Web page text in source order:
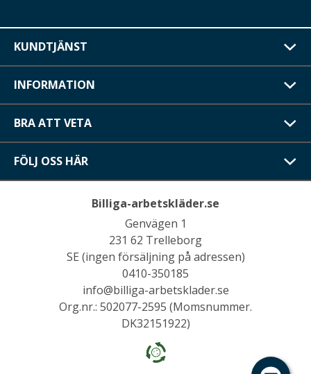
KUNDTJÄNST
INFORMATION
BRA ATT VETA
FÖLJ OSS HÄR
Billiga-arbetskläder.se
Genvägen 1
231 62 Trelleborg
SE (ingen försäljning på adressen)
0410-350185
info@billiga-arbetsklader.se
Org.nr.: 502077-2595 (Momsnummer.
DK32151922)